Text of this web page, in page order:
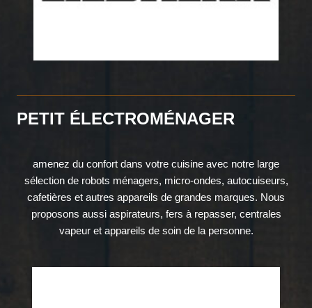
PETIT ÉLECTROMÉNAGER
amenez du confort dans votre cuisine avec notre large
sélection de robots ménagers, micro-ondes, autocuiseurs,
cafetières et autres appareils de grandes marques. Nous
proposons aussi aspirateurs, fers à repasser, centrales
vapeur et appareils de soin de la personne.